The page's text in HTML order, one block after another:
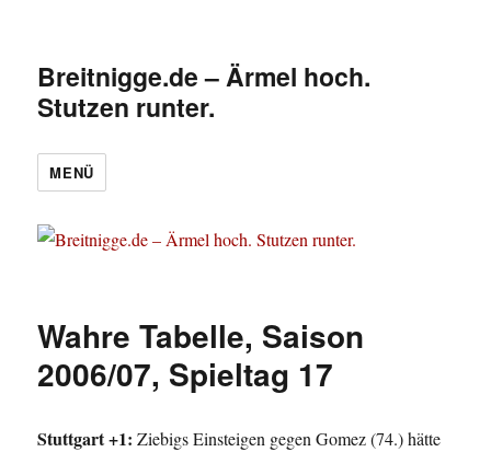
Breitnigge.de – Ärmel hoch.
Stutzen runter.
MENÜ
Wahre Tabelle, Saison
2006/07, Spieltag 17
Stuttgart +1: Ziebigs Einsteigen gegen Gomez (74.) hätte